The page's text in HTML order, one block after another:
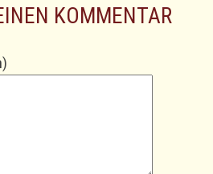
KOMMENTAR